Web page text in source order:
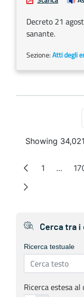
Decreto 21
sanante.
Sezione:Atti degli
Showing
Page
1 ...
Cerca tra
Ricerca testuale
Ricerca estesa